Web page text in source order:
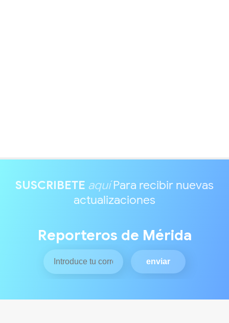
SUSCRIBETE aquíPara recibir nuevas
actualizaciones
Reporteros de Mérida